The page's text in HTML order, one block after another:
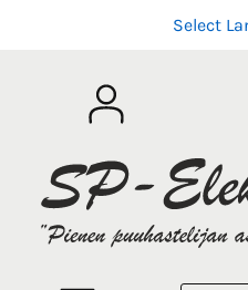
Select